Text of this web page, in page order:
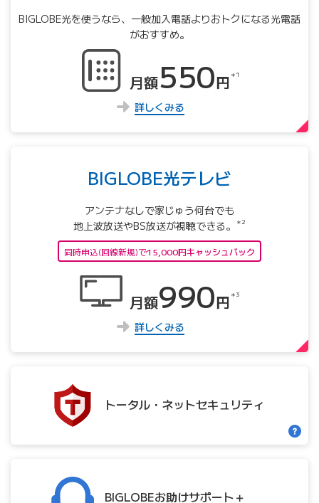
BIGLOBE光を使うなら、⼀般加⼊電話よりおトクになる光電話
がおすすめ。
月額550円 ＊1
詳しくみる
BIGLOBE光テレビ
アンテナなしで家じゅう何台でも
地上波放送やBS放送が視聴できる。
＊2
同時申込(回線新規)で15,000円キャッシュバック
月額990円 ＊3
詳しくみる
トータル・ ネットセキュリティ
BIGLOBEお助けサポート＋